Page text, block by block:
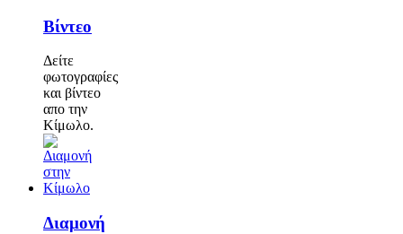
Βίντεο
Δείτε
φωτογραφίες
και βίντεο
απο την
Κίμωλο.
Διαμονή